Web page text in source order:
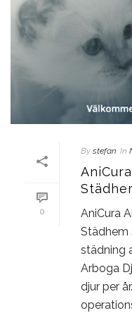
0
By stefan In
AniCura
Städhem
städning
Arboga
djur per